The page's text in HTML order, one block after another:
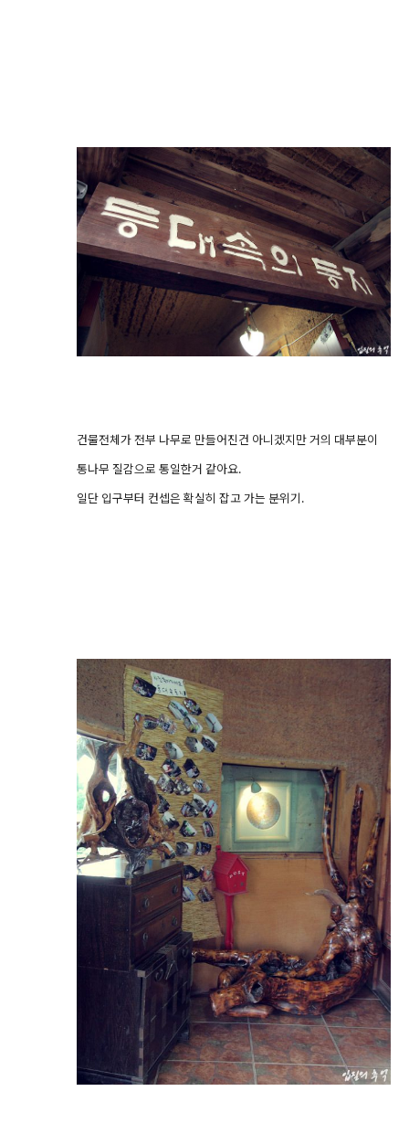
건물전체가 전부 나무로 만들어진건 아니겠지만 거의 대부분이
통나무 질감으로 통일한거 같아요.
일단 입구부터 컨셉은 확실히 잡고 가는 분위기.